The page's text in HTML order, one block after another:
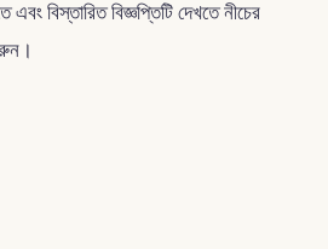
বিস্তারিত বিজ্ঞপ্তিটি দেখতে নীচের